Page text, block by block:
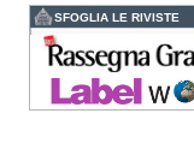
Grafiche
L’intesa porta nel Gruppo
una gamma completa di
soluzioni per la misurazione
e il controllo del colore e
della qualità di stampa - e
l’esperienza di...
SFOGLIA LE RIVISTE